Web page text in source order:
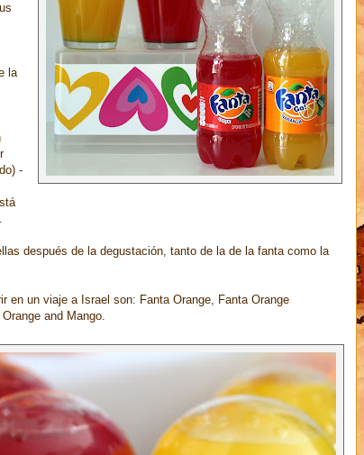
la
-
después de la degustación, tanto de la de la fanta como la
en un viaje a Israel son: Fanta Orange, Fanta Orange
Orange and Mango.